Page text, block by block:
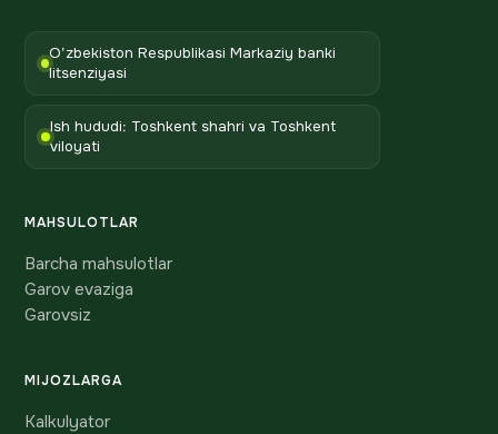
O'zbekiston Respublikasi Markaziy banki
litsenziyasi
Ish hududi: Toshkent shahri va Toshkent
viloyati
MAHSULOTLAR
Barcha mahsulotlar
Garov evaziga
Garovsiz
MIJOZLARGA
Kalkulyator